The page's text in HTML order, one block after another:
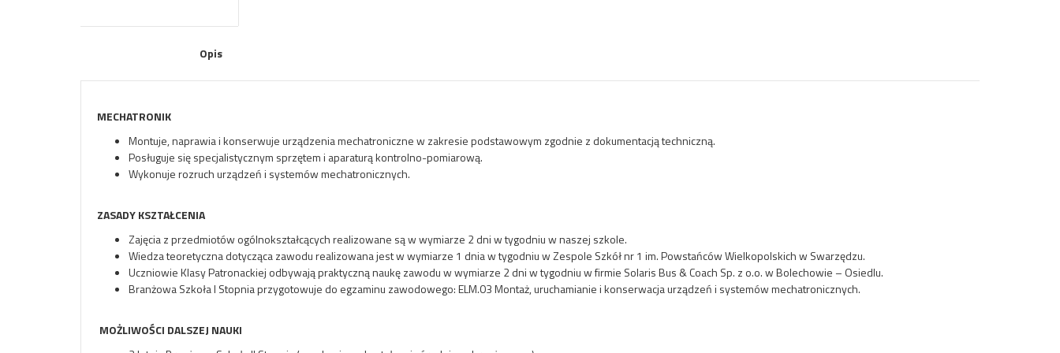
Opis
MECHATRONIK
Montuje, naprawia i konserwuje urządzenia mechatroniczne w zakresie podstawowym zgodnie z dokumentacją techniczną.
Posługuje się specjalistycznym sprzętem i aparaturą kontrolno-pomiarową.
Wykonuje rozruch urządzeń i systemów mechatronicznych.
ZASADY KSZTAŁCENIA
Zajęcia z przedmiotów ogólnokształcących realizowane są w wymiarze 2 dni w tygodniu w naszej szkole.
Wiedza teoretyczna dotycząca zawodu realizowana jest w wymiarze 1 dnia w tygodniu w Zespole Szkół nr 1 im. Powstańców Wielkopolskich w Swarzędzu.
Uczniowie Klasy Patronackiej odbywają praktyczną naukę zawodu w wymiarze 2 dni w tygodniu w firmie Solaris Bus & Coach Sp. z o.o. w Bolechowie – Osiedlu.
Branżowa Szkoła I Stopnia przygotowuje do egzaminu zawodowego: ELM.03 Montaż, uruchamianie i konserwacja urządzeń i systemów mechatronicznych.
MOŻLIWOŚCI DALSZEJ NAUKI